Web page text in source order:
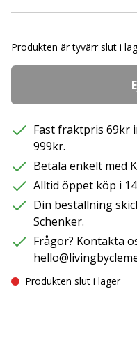
Produkten är tyvärr slut i
Fast fraktpris 69kr
999kr.
Betala enkelt med
Alltid öppet köp i
Din beställning
Schenker.
Frågor? Kontakta
Produkten slut i lager